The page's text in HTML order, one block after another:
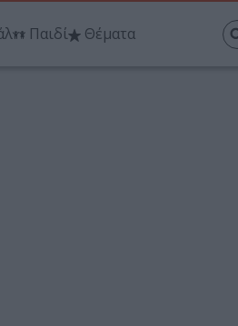
Παιδί Θέματα